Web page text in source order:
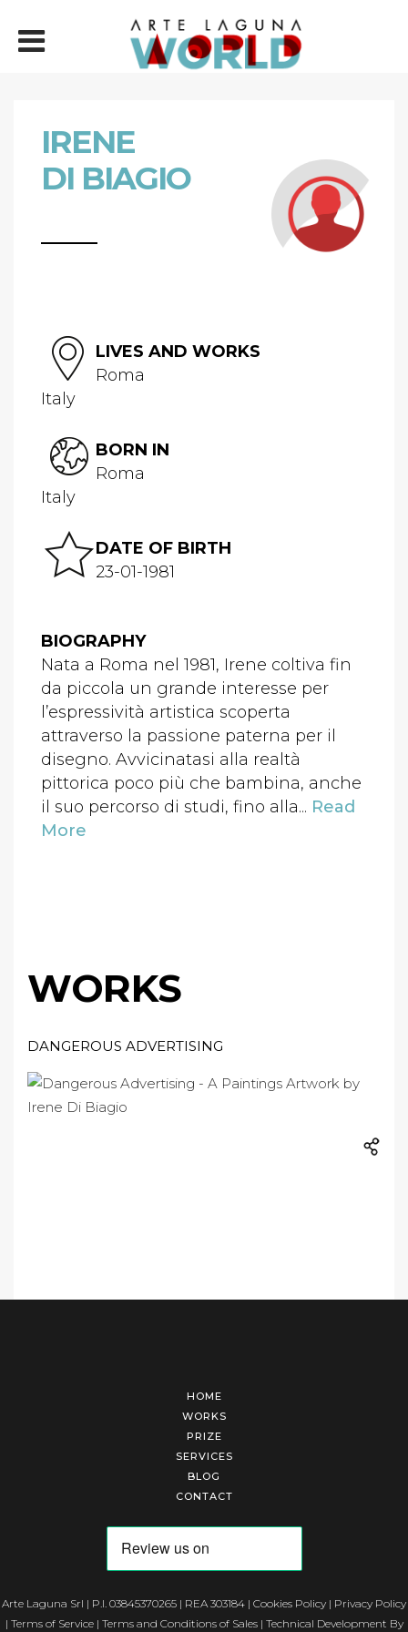
IRENE
DI BIAGIO
LIVES AND WORKS
Roma
Italy
BORN IN
Roma
Italy
DATE OF BIRTH
23-01-1981
BIOGRAPHY
Nata a Roma nel 1981, Irene coltiva fin
da piccola un grande interesse per
l’espressività artistica scoperta
attraverso la passione paterna per il
disegno. Avvicinatasi alla realtà
pittorica poco più che bambina, anche
il suo percorso di studi, fino alla... Read
More
WORKS
DANGEROUS ADVERTISING
HOME
WORKS
PRIZE
SERVICES
BLOG
CONTACT
Arte Laguna Srl | P.I. 03845370265 | REA 303184 | Cookies Policy | Privacy Policy
| Terms of Service| Terms and Conditions of Sales| Technical Development By